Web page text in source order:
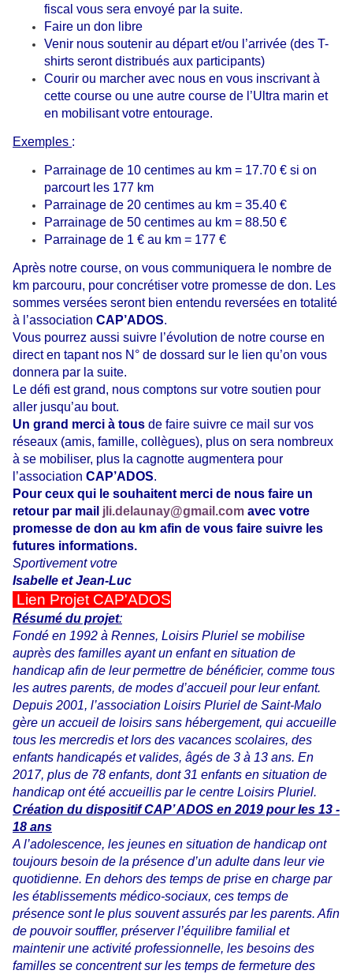
fiscal vous sera envoyé par la suite.
Faire un don libre
Venir nous soutenir au départ et/ou l’arrivée (des T-
shirts seront distribués aux participants)
Courir ou marcher avec nous en vous inscrivant à
cette course ou une autre course de l’Ultra marin et
en mobilisant votre entourage.
Exemples :
Parrainage de 10 centimes au km = 17.70 € si on
parcourt les 177 km
Parrainage de 20 centimes au km = 35.40 €
Parrainage de 50 centimes au km = 88.50 €
Parrainage de 1 € au km = 177 €
Après notre course, on vous communiquera le nombre de
km parcouru, pour concrétiser votre promesse de don. Les
sommes versées seront bien entendu reversées en totalité
à l’association CAP’ADOS.
Vous pourrez aussi suivre l’évolution de notre course en
direct en tapant nos N° de dossard sur le lien qu’on vous
donnera par la suite.
Le défi est grand, nous comptons sur votre soutien pour
aller jusqu’au bout.
Un grand merci à tous de faire suivre ce mail sur vos
réseaux (amis, famille, collègues), plus on sera nombreux
à se mobiliser, plus la cagnotte augmentera pour
l’association CAP’ADOS.
Pour ceux qui le souhaitent merci de nous faire un
retour par mail jli.delaunay@gmail.com avec votre
promesse de don au km afin de vous faire suivre les
futures informations.
Sportivement votre
Isabelle et Jean-Luc
Lien Projet CAP'ADOS
Résumé du projet:
Fondé en 1992 à Rennes, Loisirs Pluriel se mobilise
auprès des familles ayant un enfant en situation de
handicap afin de leur permettre de bénéficier, comme tous
les autres parents, de modes d’accueil pour leur enfant.
Depuis 2001, l’association Loisirs Pluriel de Saint-Malo
gère un accueil de loisirs sans hébergement, qui accueille
tous les mercredis et lors des vacances scolaires, des
enfants handicapés et valides, âgés de 3 à 13 ans. En
2017, plus de 78 enfants, dont 31 enfants en situation de
handicap ont été accueillis par le centre Loisirs Pluriel.
Création du dispositif CAP’ ADOS en 2019 pour les 13 -
18 ans
A l’adolescence, les jeunes en situation de handicap ont
toujours besoin de la présence d’un adulte dans leur vie
quotidienne. En dehors des temps de prise en charge par
les établissements médico-sociaux, ces temps de
présence sont le plus souvent assurés par les parents. Afin
de pouvoir souffler, préserver l’équilibre familial et
maintenir une activité professionnelle, les besoins des
familles se concentrent sur les temps de fermeture des